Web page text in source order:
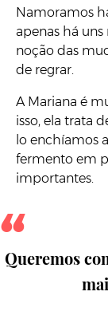
Namoramos
apenas há
noção das
de regrar.
A Mariana é
isso, ela trata
lo enchíamos
fermento em
importantes.
Queremos